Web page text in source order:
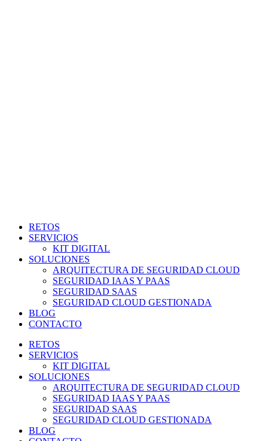
RETOS
SERVICIOS
KIT DIGITAL
SOLUCIONES
ARQUITECTURA DE SEGURIDAD CLOUD
SEGURIDAD IAAS Y PAAS
SEGURIDAD SAAS
SEGURIDAD CLOUD GESTIONADA
BLOG
CONTACTO
RETOS
SERVICIOS
KIT DIGITAL
SOLUCIONES
ARQUITECTURA DE SEGURIDAD CLOUD
SEGURIDAD IAAS Y PAAS
SEGURIDAD SAAS
SEGURIDAD CLOUD GESTIONADA
BLOG